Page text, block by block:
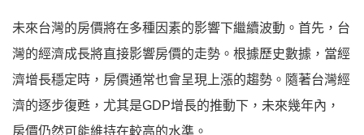
未來台灣的房價將在多種因素的影響下繼續波動。首先，台
灣的經濟成長將直接影響房價的走勢。根據歷史數據，當經
濟增長穩定時，房價通常也會呈現上漲的趨勢。隨著台灣經
濟的逐步復甦，尤其是GDP增長的推動下，未來幾年內，
房價仍然可能維持在較高的水準。